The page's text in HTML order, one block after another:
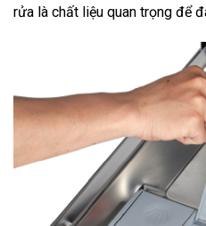
rửa là chất liệu quan trọng để